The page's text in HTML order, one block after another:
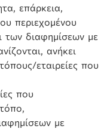
επάρκεια,
περιεχομένου
των διαφημίσεων με
ανήκει
εταιρείες που
που
με